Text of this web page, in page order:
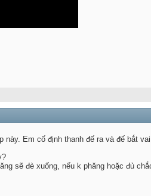
Em cố định thanh đế ra và đế bắt
sẽ đè xuống, nếu k phăng hoặc đủ